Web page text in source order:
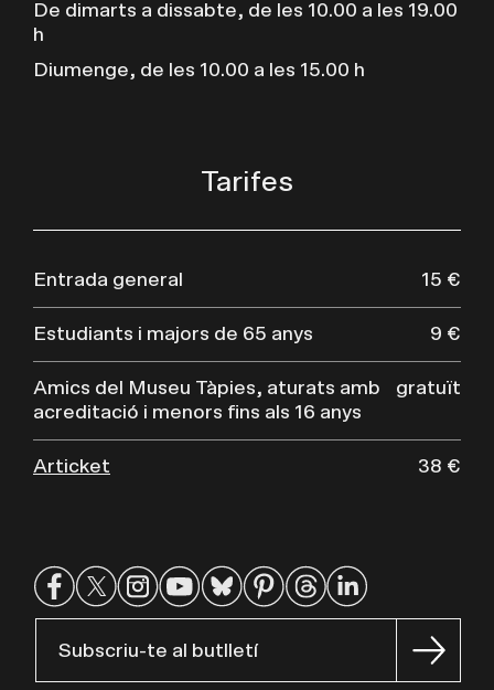
De dimarts a dissabte, de les 10.00 a les 19.00
h
Diumenge, de les 10.00 a les 15.00 h
Tarifes
Entrada general 15 €
Estudiants i majors de 65 anys 9 €
Amics del Museu Tàpies, aturats amb
acreditació i menors fins als 16 anys
gratuït
Articket 38 €
Subscriu-te al butlletí